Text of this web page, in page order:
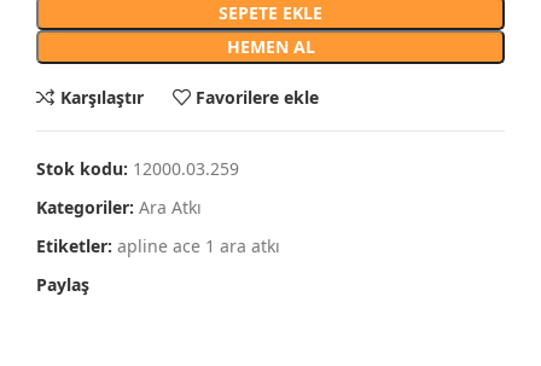
SEPETE EKLE
HEMEN AL
Karşılaştır Favorilere ekle
Stok kodu: 12000.03.259
Kategoriler: Ara Atkı
Etiketler: apline ace 1 ara atkı
Paylaş